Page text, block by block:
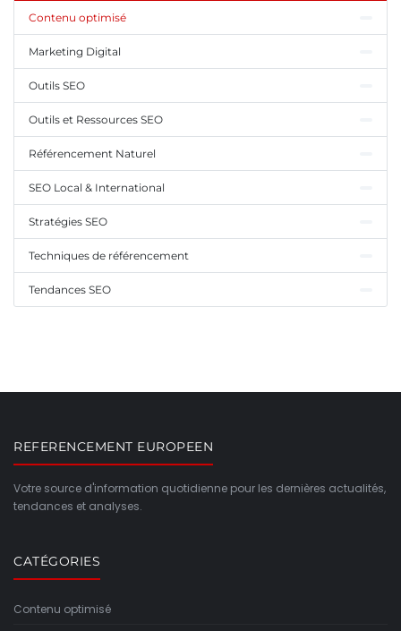
Contenu optimisé
Marketing Digital
Outils SEO
Outils et Ressources SEO
Référencement Naturel
SEO Local & International
Stratégies SEO
Techniques de référencement
Tendances SEO
REFERENCEMENT EUROPEEN
Votre source d'information quotidienne pour les dernières actualités,
tendances et analyses.
CATÉGORIES
Contenu optimisé